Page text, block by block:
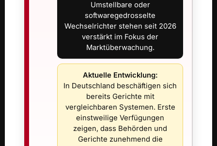
: Nachrichten rund um Umwelt, Klima und
: Photovoltaik mit und ohne Speicher für Balkon
: Nachhaltige Technik für moderne Haushalte
Umstellbare oder
softwaregedrosselte
Wechselrichter stehen seit 2026
verstärkt im Fokus der
Marktüberwachung.
Aktuelle Entwicklung:
In Deutschland beschäftigen sich
bereits Gerichte mit
vergleichbaren Systemen. Erste
einstweilige Verfügungen
zeigen, dass Behörden und
Gerichte zunehmend die